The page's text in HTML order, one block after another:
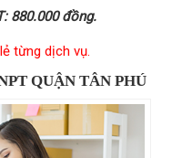
880.000 đồng.
từng dịch vụ.
QUẬN TÂN PHÚ